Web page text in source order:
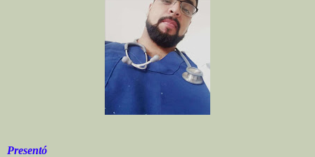
Presentó